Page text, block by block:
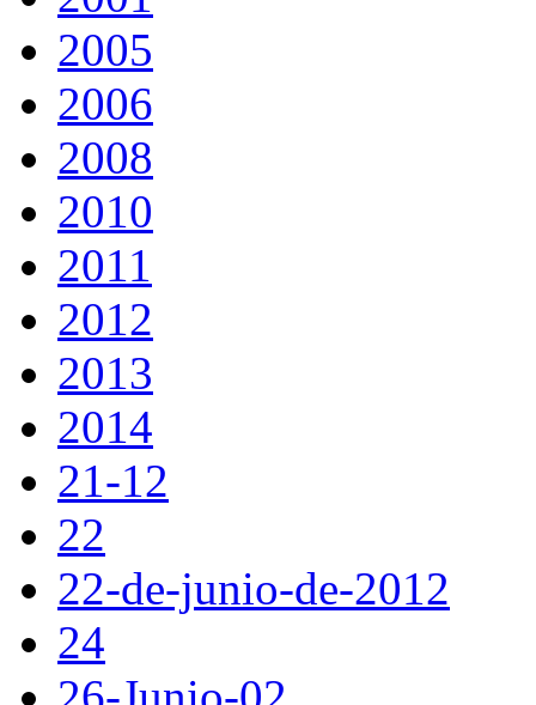
2005
2006
2008
2010
2011
2012
2013
2014
21-12
22
22-de-junio-de-2012
24